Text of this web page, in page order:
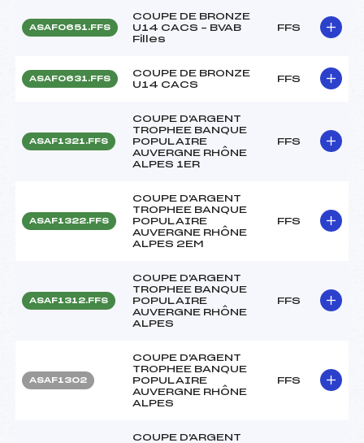
ASAF0651.FFS
COUPE DE BRONZE
U14 CACS – BVAB
Filles
FFS
ASAF0631.FFS
COUPE DE BRONZE
U14 CACS
FFS
ASAF1321.FFS
COUPE D'ARGENT
TROPHEE BANQUE
POPULAIRE
AUVERGNE RHÔNE
ALPES 1ER
FFS
ASAF1322.FFS
COUPE D'ARGENT
TROPHEE BANQUE
POPULAIRE
AUVERGNE RHÔNE
ALPES 2EM
FFS
ASAF1312.FFS
COUPE D'ARGENT
TROPHEE BANQUE
POPULAIRE
AUVERGNE RHÔNE
ALPES
FFS
ASAF1302
COUPE D'ARGENT
TROPHEE BANQUE
POPULAIRE
AUVERGNE RHÔNE
ALPES
FFS
COUPE D'ARGENT